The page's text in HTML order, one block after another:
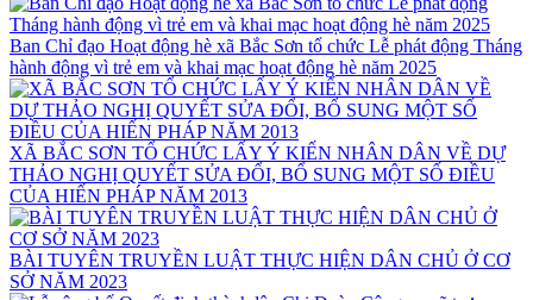
Ban Chỉ đạo Hoạt động hè xã Bắc Sơn tổ chức Lễ phát động Tháng
hành động vì trẻ em và khai mạc hoạt động hè năm 2025
XÃ BẮC SƠN TỔ CHỨC LẤY Ý KIẾN NHÂN DÂN VỀ DỰ
THẢO NGHỊ QUYẾT SỬA ĐỔI, BỔ SUNG MỘT SỐ ĐIỀU
CỦA HIẾN PHÁP NĂM 2013
BÀI TUYÊN TRUYỀN LUẬT THỰC HIỆN DÂN CHỦ Ở CƠ
SỞ NĂM 2023